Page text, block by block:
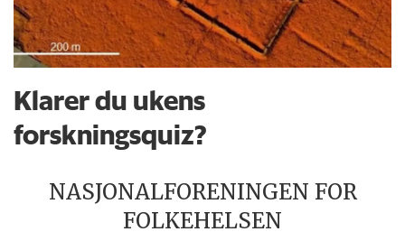
Klarer du ukens
forskningsquiz?
NASJONALFORENINGEN FOR
FOLKEHELSEN